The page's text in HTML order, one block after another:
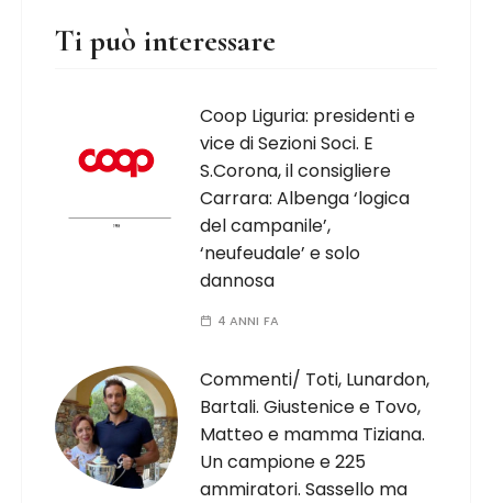
Ti può interessare
Coop Liguria: presidenti e
vice di Sezioni Soci. E
S.Corona, il consigliere
Carrara: Albenga ‘logica
del campanile’,
‘neufeudale’ e solo
dannosa
4 ANNI FA
Commenti/ Toti, Lunardon,
Bartali. Giustenice e Tovo,
Matteo e mamma Tiziana.
Un campione e 225
ammiratori. Sassello ma